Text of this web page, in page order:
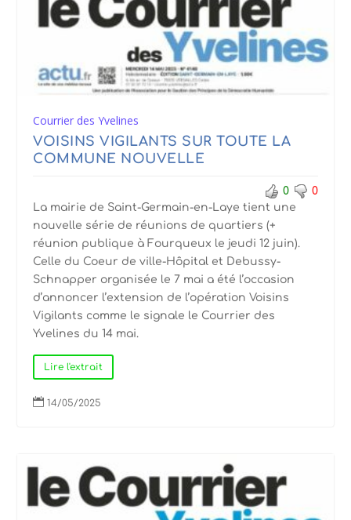
Courrier des Yvelines
VOISINS VIGILANTS SUR TOUTE LA
COMMUNE NOUVELLE
0
0
La mairie de Saint-Germain-en-Laye tient une
nouvelle série de réunions de quartiers (+
réunion publique à Fourqueux le jeudi 12 juin).
Celle du Coeur de ville-Hôpital et Debussy-
Schnapper organisée le 7 mai a été l’occasion
d’annoncer l’extension de l’opération Voisins
Vigilants comme le signale le Courrier des
Yvelines du 14 mai.
Lire l'extrait
 14/05/2025